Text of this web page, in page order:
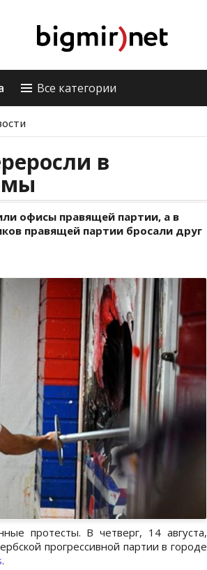
Все категории
в
офисы правящей партии, а в
правящей партии бросали друг
протесты. В четверг, 14 августа,
прогрессивной партии в городе
.